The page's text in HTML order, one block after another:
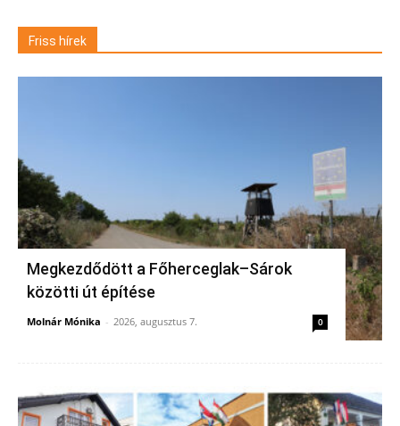
Friss hírek
Megkezdődött a Főherceglak–Sárok
közötti út építése
Molnár Mónika - 2026, augusztus 7. 0